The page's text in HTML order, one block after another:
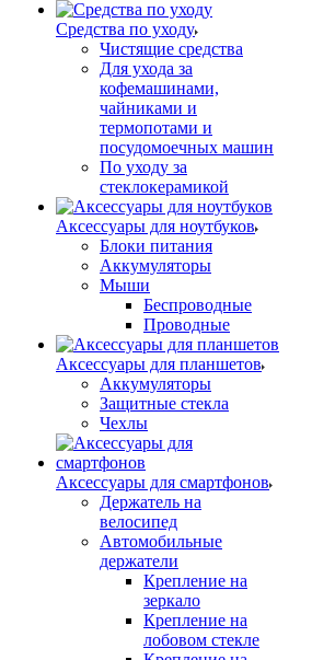
Средства по уходу
Чистящие средства
Для ухода за
кофемашинами,
чайниками и
термопотами и
посудомоечных машин
По уходу за
стеклокерамикой
Аксессуары для ноутбуков
Блоки питания
Аккумуляторы
Мыши
Беспроводные
Проводные
Аксессуары для планшетов
Аккумуляторы
Защитные стекла
Чехлы
Аксессуары для смартфонов
Держатель на
велосипед
Автомобильные
держатели
Крепление на
зеркало
Крепление на
лобовом стекле